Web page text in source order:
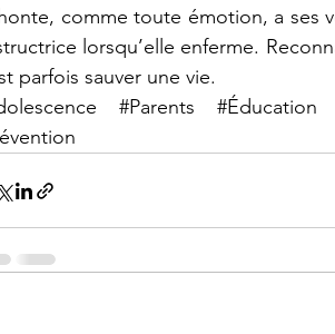
comme toute émotion, a ses
lorsqu’elle enferme.
parfois sauver une vie.
#Parents #Éducation